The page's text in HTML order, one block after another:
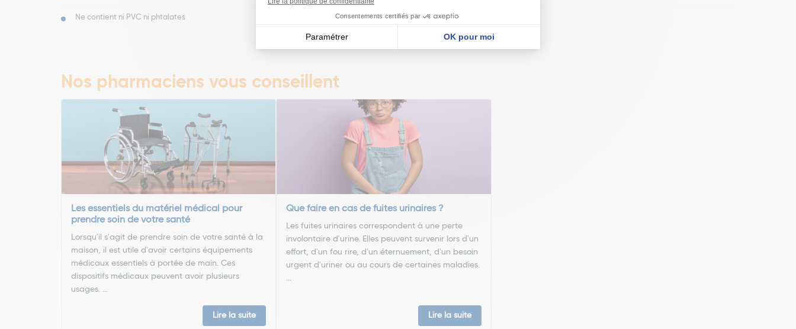
Ne contient ni PVC ni phtalates
Nos pharmaciens vous conseillent
Les essentiels du matériel médical pour
prendre soin de votre santé
Lorsqu'il s'agit de prendre soin de votre santé à la
maison, il est utile d'avoir certains équipements
médicaux essentiels à portée de main. Ces
dispositifs médicaux peuvent avoir plusieurs
usages. ...
Lire la suite
Que faire en cas de fuites urinaires ?
Les fuites urinaires correspondent à une perte
involontaire d'urine. Elles peuvent survenir lors d'un
effort, d'un fou rire, d'un éternuement, d'un besoin
urgent d'uriner ou au cours de certaines maladies.
...
Lire la suite